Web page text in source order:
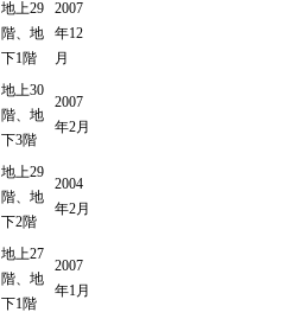
地上29
階、地
下1階
2007
年12
月
地上30
階、地
下3階
2007
年2月
地上29
階、地
下2階
2004
年2月
地上27
階、地
下1階
2007
年1月